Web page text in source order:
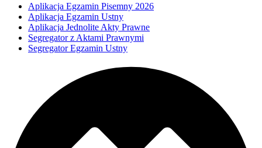
Aplikacja Egzamin Pisemny 2026
Aplikacja Egzamin Ustny
Aplikacja Jednolite Akty Prawne
Segregator z Aktami Prawnymi
Segregator Egzamin Ustny